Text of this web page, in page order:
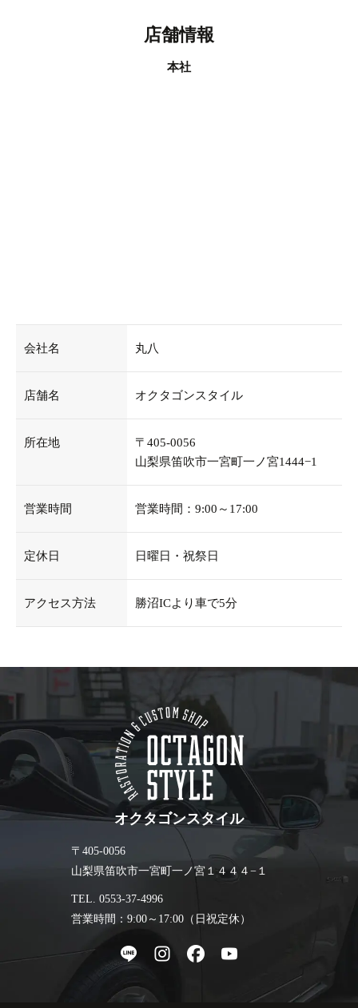
店舗情報
本社
会社名 丸八
店舗名 オクタゴンスタイル
所在地
〒405-0056
山梨県笛吹市一宮町一ノ宮1444−1
営業時間 営業時間：9:00～17:00
定休日 日曜日・祝祭日
アクセス方法 勝沼ICより車で5分
オクタゴンスタイル
〒405-0056
山梨県笛吹市一宮町一ノ宮１４４４−１
TEL. 0553-37-4996
営業時間：9:00～17:00（日祝定休）